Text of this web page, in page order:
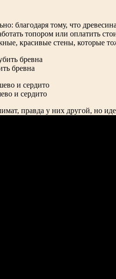
благодаря тому, что
топором или оплатить
красивые стены, которые
бревна
и сердито
правда у них другой, но